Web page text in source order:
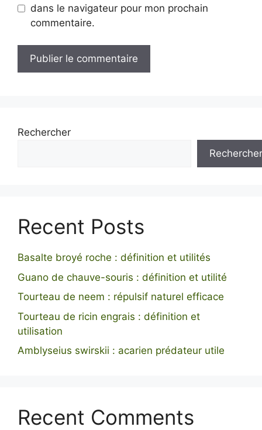
dans le navigateur pour mon prochain
commentaire.
Rechercher
Rechercher
Recent Posts
Basalte broyé roche : définition et utilités
Guano de chauve-souris : définition et utilité
Tourteau de neem : répulsif naturel efficace
Tourteau de ricin engrais : définition et
utilisation
Amblyseius swirskii : acarien prédateur utile
Recent Comments